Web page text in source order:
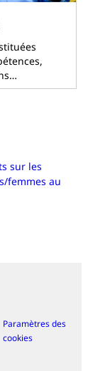
sur les
femmes au
Paramètres des
cookies